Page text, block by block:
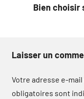
Bien choisir
Laisser un
Votre adresse e-mail
obligatoires sont